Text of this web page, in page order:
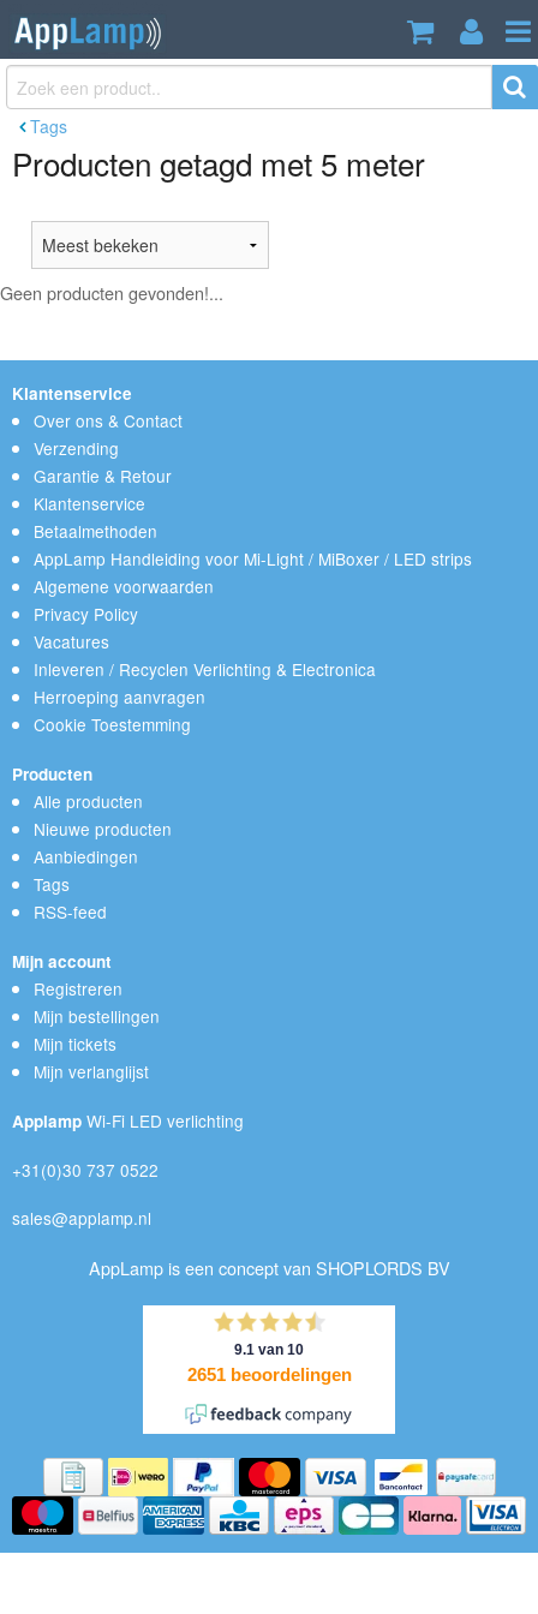
Tags
Producten getagd met 5 meter
Geen producten gevonden!...
Klantenservice
Over ons & Contact
Verzending
Garantie & Retour
Klantenservice
Betaalmethoden
AppLamp Handleiding voor Mi-Light / MiBoxer / LED strips
Algemene voorwaarden
Privacy Policy
Vacatures
Inleveren / Recyclen Verlichting & Electronica
Herroeping aanvragen
Cookie Toestemming
Producten
Alle producten
Nieuwe producten
Aanbiedingen
Tags
RSS-feed
Mijn account
Registreren
Mijn bestellingen
Mijn tickets
Mijn verlanglijst
Applamp Wi-Fi LED verlichting
+31(0)30 737 0522
sales@applamp.nl
AppLamp is een concept van SHOPLORDS BV